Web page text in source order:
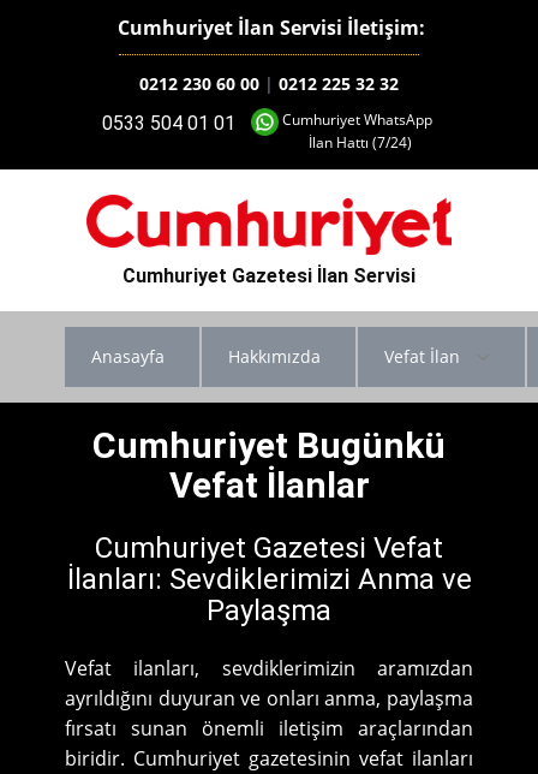
Cumhuriyet WhatsApp
İlan Hattı (7/24)
0533 504 01 01
Cumhuriyet İlan Servisi İletişim:
0212 230 60 00 | 0212 225 32 32
Cumhuriyet Gazetesi İlan Servisi
Anasayfa Hakkımızda Vefat İlan
Cumhuriyet Bugünkü
Vefat İlanlar
Cumhuriyet Gazetesi Vefat
İlanları: Sevdiklerimizi Anma ve
Paylaşma
Vefat ilanları, sevdiklerimizin aramızdan
ayrıldığını duyuran ve onları anma, paylaşma
fırsatı sunan önemli iletişim araçlarından
biridir. Cumhuriyet gazetesinin vefat ilanları